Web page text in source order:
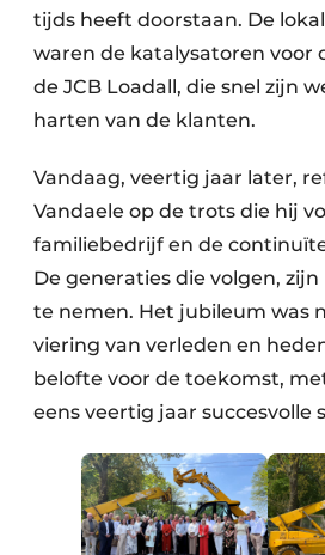
tijds heeft doorstaan. De
waren de katalysatoren voor
de JCB Loadall, die snel zijn
harten van de klanten.
Vandaag, veertig jaar later,
Vandaele op de trots die hij
familiebedrijf en de
De generaties die volgen,
te nemen. Het jubileum was
viering van verleden en
belofte voor de toekomst,
eens veertig jaar succesvolle